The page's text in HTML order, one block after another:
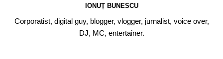
IONUȚ BUNESCU
Corporatist, digital guy, blogger, vlogger, jurnalist, voice over,
DJ, MC, entertainer.